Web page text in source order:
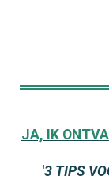
JA, IK
'3 TIPS